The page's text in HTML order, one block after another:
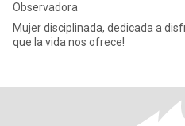
Observadora
Mujer disciplinada, dedicada a
que la vida nos ofrece!